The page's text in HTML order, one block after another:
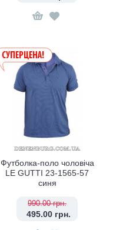
Футболка-поло чоловіча
LE GUTTI 23-1565-57
синя
990.00 грн.
495.00 грн.